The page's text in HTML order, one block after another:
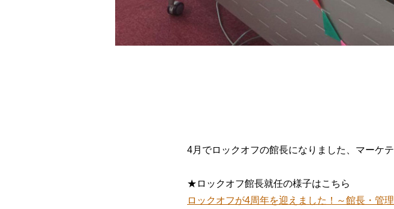
4月でロックオフの館長になりました、マーケ
★ロックオフ館長就任の様子はこちら
ロックオフが4周年を迎えました！～館長・管